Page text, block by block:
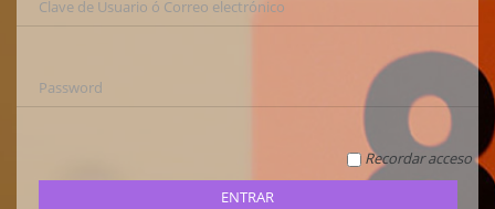
Recordar acceso
ENTRAR